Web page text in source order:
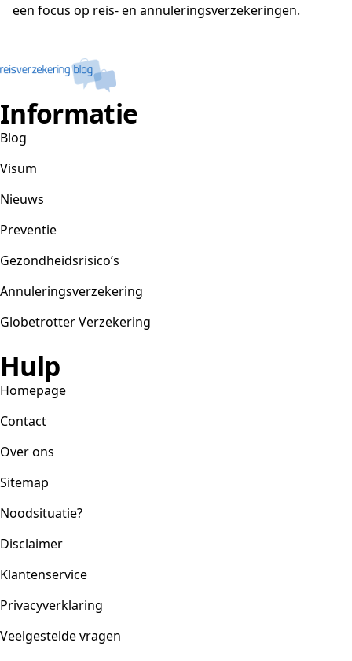
een focus op reis- en annuleringsverzekeringen.
Informatie
Blog
Visum
Nieuws
Preventie
Gezondheidsrisico’s
Annuleringsverzekering
Globetrotter Verzekering
Hulp
Homepage
Contact
Over ons
Sitemap
Noodsituatie?
Disclaimer
Klantenservice
Privacyverklaring
Veelgestelde vragen